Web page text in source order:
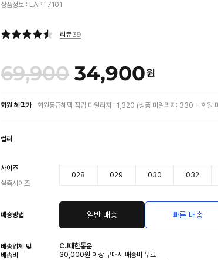
상품정보 : LAPT7101
리뷰39
69,900 34,900원
회원 혜택가 회원등급혜택 적립 마일리지 : 1,320 (상품 마일리지: 330 + 회원
비회원가
TBH SHOP 등급별 회원할인가
컬러
사이즈
실측사이즈
028 029 030 032
배송방법 일반 배송 빠른 배송
배송업체 및
배송비
CJ대한통운
30,000원 이상 구매시 배송비 무료